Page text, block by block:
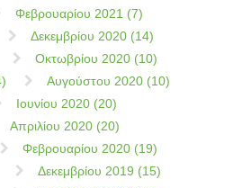
Φεβρουαρίου 2021 (7)
Δεκεμβρίου 2020 (14)
Οκτωβρίου 2020 (10)
Αυγούστου 2020 (10)
Ιουνίου 2020 (20)
Απριλίου 2020 (20)
Φεβρουαρίου 2020 (19)
Δεκεμβρίου 2019 (15)